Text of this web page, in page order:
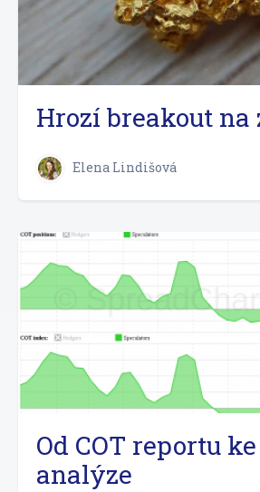
Hrozí breakout na
Elena Lindišová
Od COT reportu ke
analýze